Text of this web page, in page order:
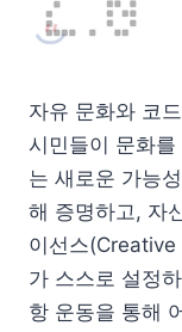
자유 문화와 코
시민들이 문화
는 새로운 가능
해 증명하고, 자
이선스
가 스스로 설정
항 운동을 통해